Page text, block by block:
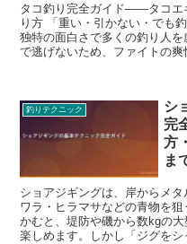
タコ釣り完全ガイド——タコエ
り方 「重い・引かない・でも
独特の面白さで多くの釣り人
で逃げないため、ファイトの爽
釣りテクニック
シ
完
方
ま
ショアジギングは、岸からメ
ワラ・ヒラマサなどの青物を
かむと、堤防や磯から数kgの
楽しめます。しかし「ジグを